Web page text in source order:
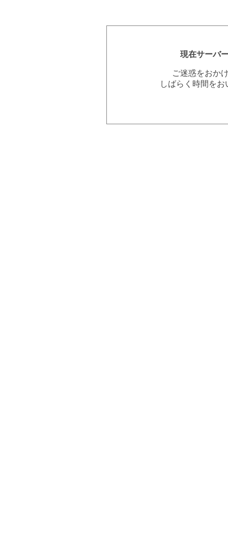
現在サーバ
ご迷惑をおか
しばらく時間を